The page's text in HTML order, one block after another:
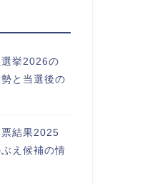
選挙2026の
と当選後の
結果2025
え候補の情